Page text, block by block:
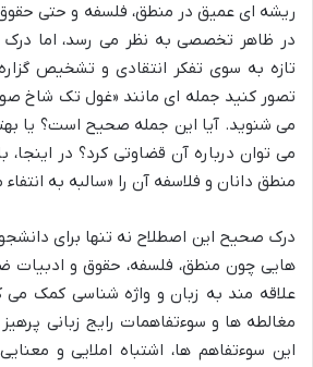
ریشه ای عمیق در منطق، فلسفه و حتی حقوق
در ظاهر تخصصی به نظر می رسد، اما درک
تازه به سوی تفکر انتقادی و تشخیص
تصور کنید جمله ای مانند «غول تک شاخ
می شنوید. آیا این جمله صحیح است؟ یا
می توان درباره آن قضاوتی کرد؟ در اینجا،
منطق دانان و فلاسفه آن را «سالبه به
درک صحیح این اصطلاح نه تنها برای
هایی چون منطق، فلسفه، حقوق و ادبیات
علاقه مند به زبان و واژه شناسی کمک می
مغالطه ها و سوءتفاهمات رایج زبانی
این سوءتفاهم ها، اشتباه املایی و